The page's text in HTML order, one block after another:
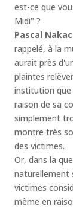
est-ce que
Midi" ?
Pascal
rappelé, à la
aurait près
plaintes
institution que
raison de sa
simplement
montre très
des victimes.
Or, dans la
naturellement
victimes
même en